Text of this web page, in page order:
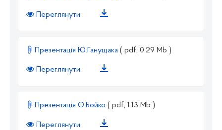
Переглянути
Презентація Ю.Ганущака ( pdf, 0.29 Mb )
Переглянути
Презентація О.Бойко ( pdf, 1.13 Mb )
Переглянути